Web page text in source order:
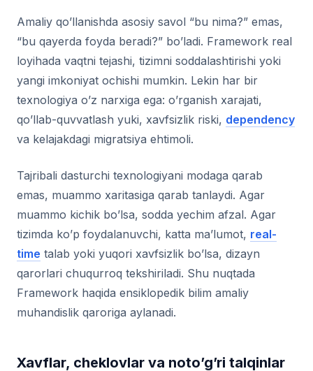
Amaliy qo’llanishda asosiy savol “bu nima?” emas,
“bu qayerda foyda beradi?” bo’ladi. Framework real
loyihada vaqtni tejashi, tizimni soddalashtirishi yoki
yangi imkoniyat ochishi mumkin. Lekin har bir
texnologiya o’z narxiga ega: o’rganish xarajati,
qo’llab-quvvatlash yuki, xavfsizlik riski, dependency
va kelajakdagi migratsiya ehtimoli.
Tajribali dasturchi texnologiyani modaga qarab
emas, muammo xaritasiga qarab tanlaydi. Agar
muammo kichik bo’lsa, sodda yechim afzal. Agar
tizimda ko’p foydalanuvchi, katta ma’lumot, real-
time talab yoki yuqori xavfsizlik bo’lsa, dizayn
qarorlari chuqurroq tekshiriladi. Shu nuqtada
Framework haqida ensiklopedik bilim amaliy
muhandislik qaroriga aylanadi.
Xavflar, cheklovlar va noto’g’ri talqinlar